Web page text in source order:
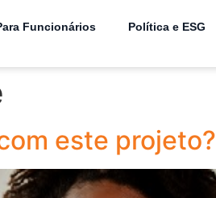
Funcionários Política e ESG
este projeto?